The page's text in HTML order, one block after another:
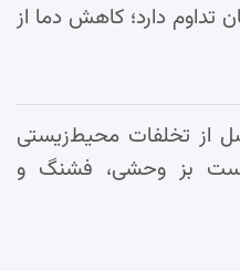
تداوم دارد؛ کاهش دما از
از تخلفات محیط‌زیستی
بز وحشی، فشنگ و